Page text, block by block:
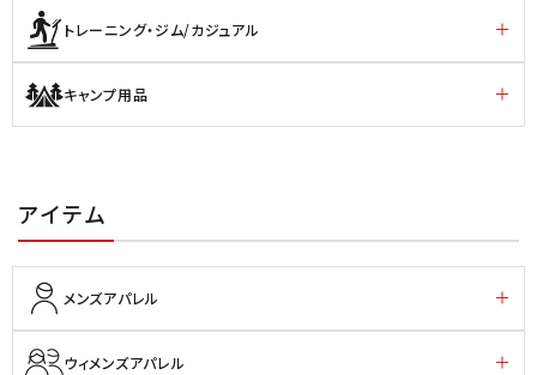
トレーニング・ジム/カジュアル
キャンプ用品
アイテム
メンズアパレル
ウィメンズアパレル